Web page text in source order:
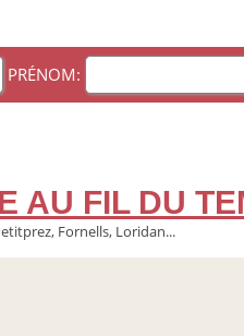
PRÉNOM:
AU FIL DU
Fornells, Loridan...